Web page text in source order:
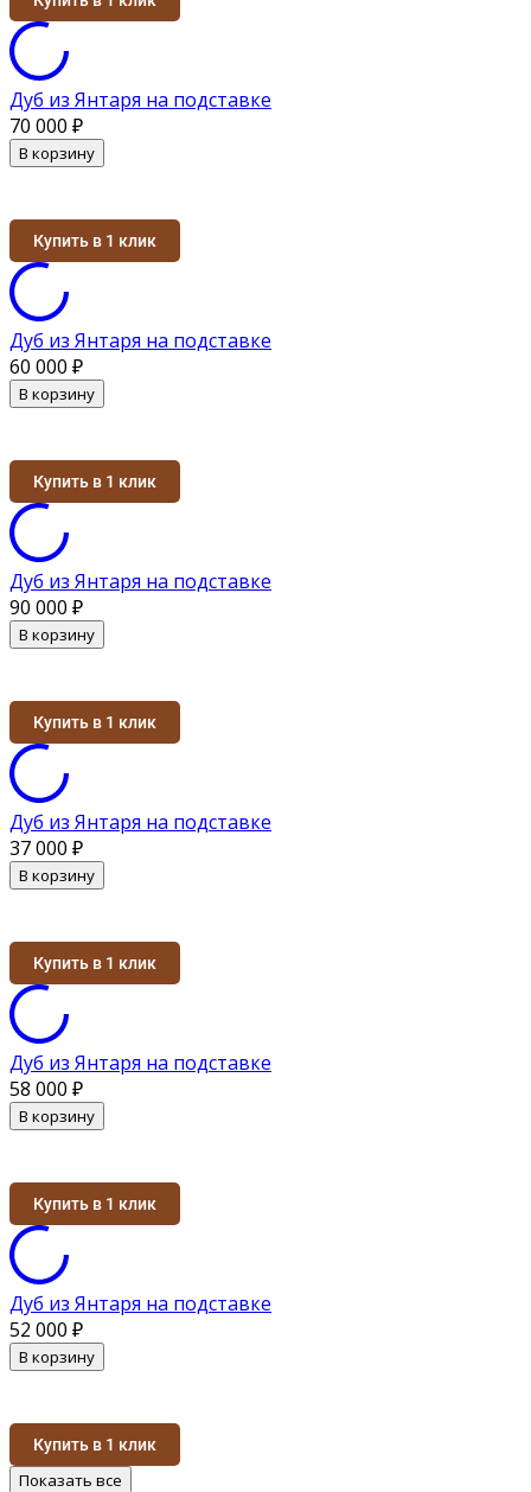
Дуб из Янтаря на подставке
70 000 ₽
В корзину
Купить в 1 клик
Дуб из Янтаря на подставке
60 000 ₽
В корзину
Купить в 1 клик
Дуб из Янтаря на подставке
90 000 ₽
В корзину
Купить в 1 клик
Дуб из Янтаря на подставке
37 000 ₽
В корзину
Купить в 1 клик
Дуб из Янтаря на подставке
58 000 ₽
В корзину
Купить в 1 клик
Дуб из Янтаря на подставке
52 000 ₽
В корзину
Купить в 1 клик
Показать все